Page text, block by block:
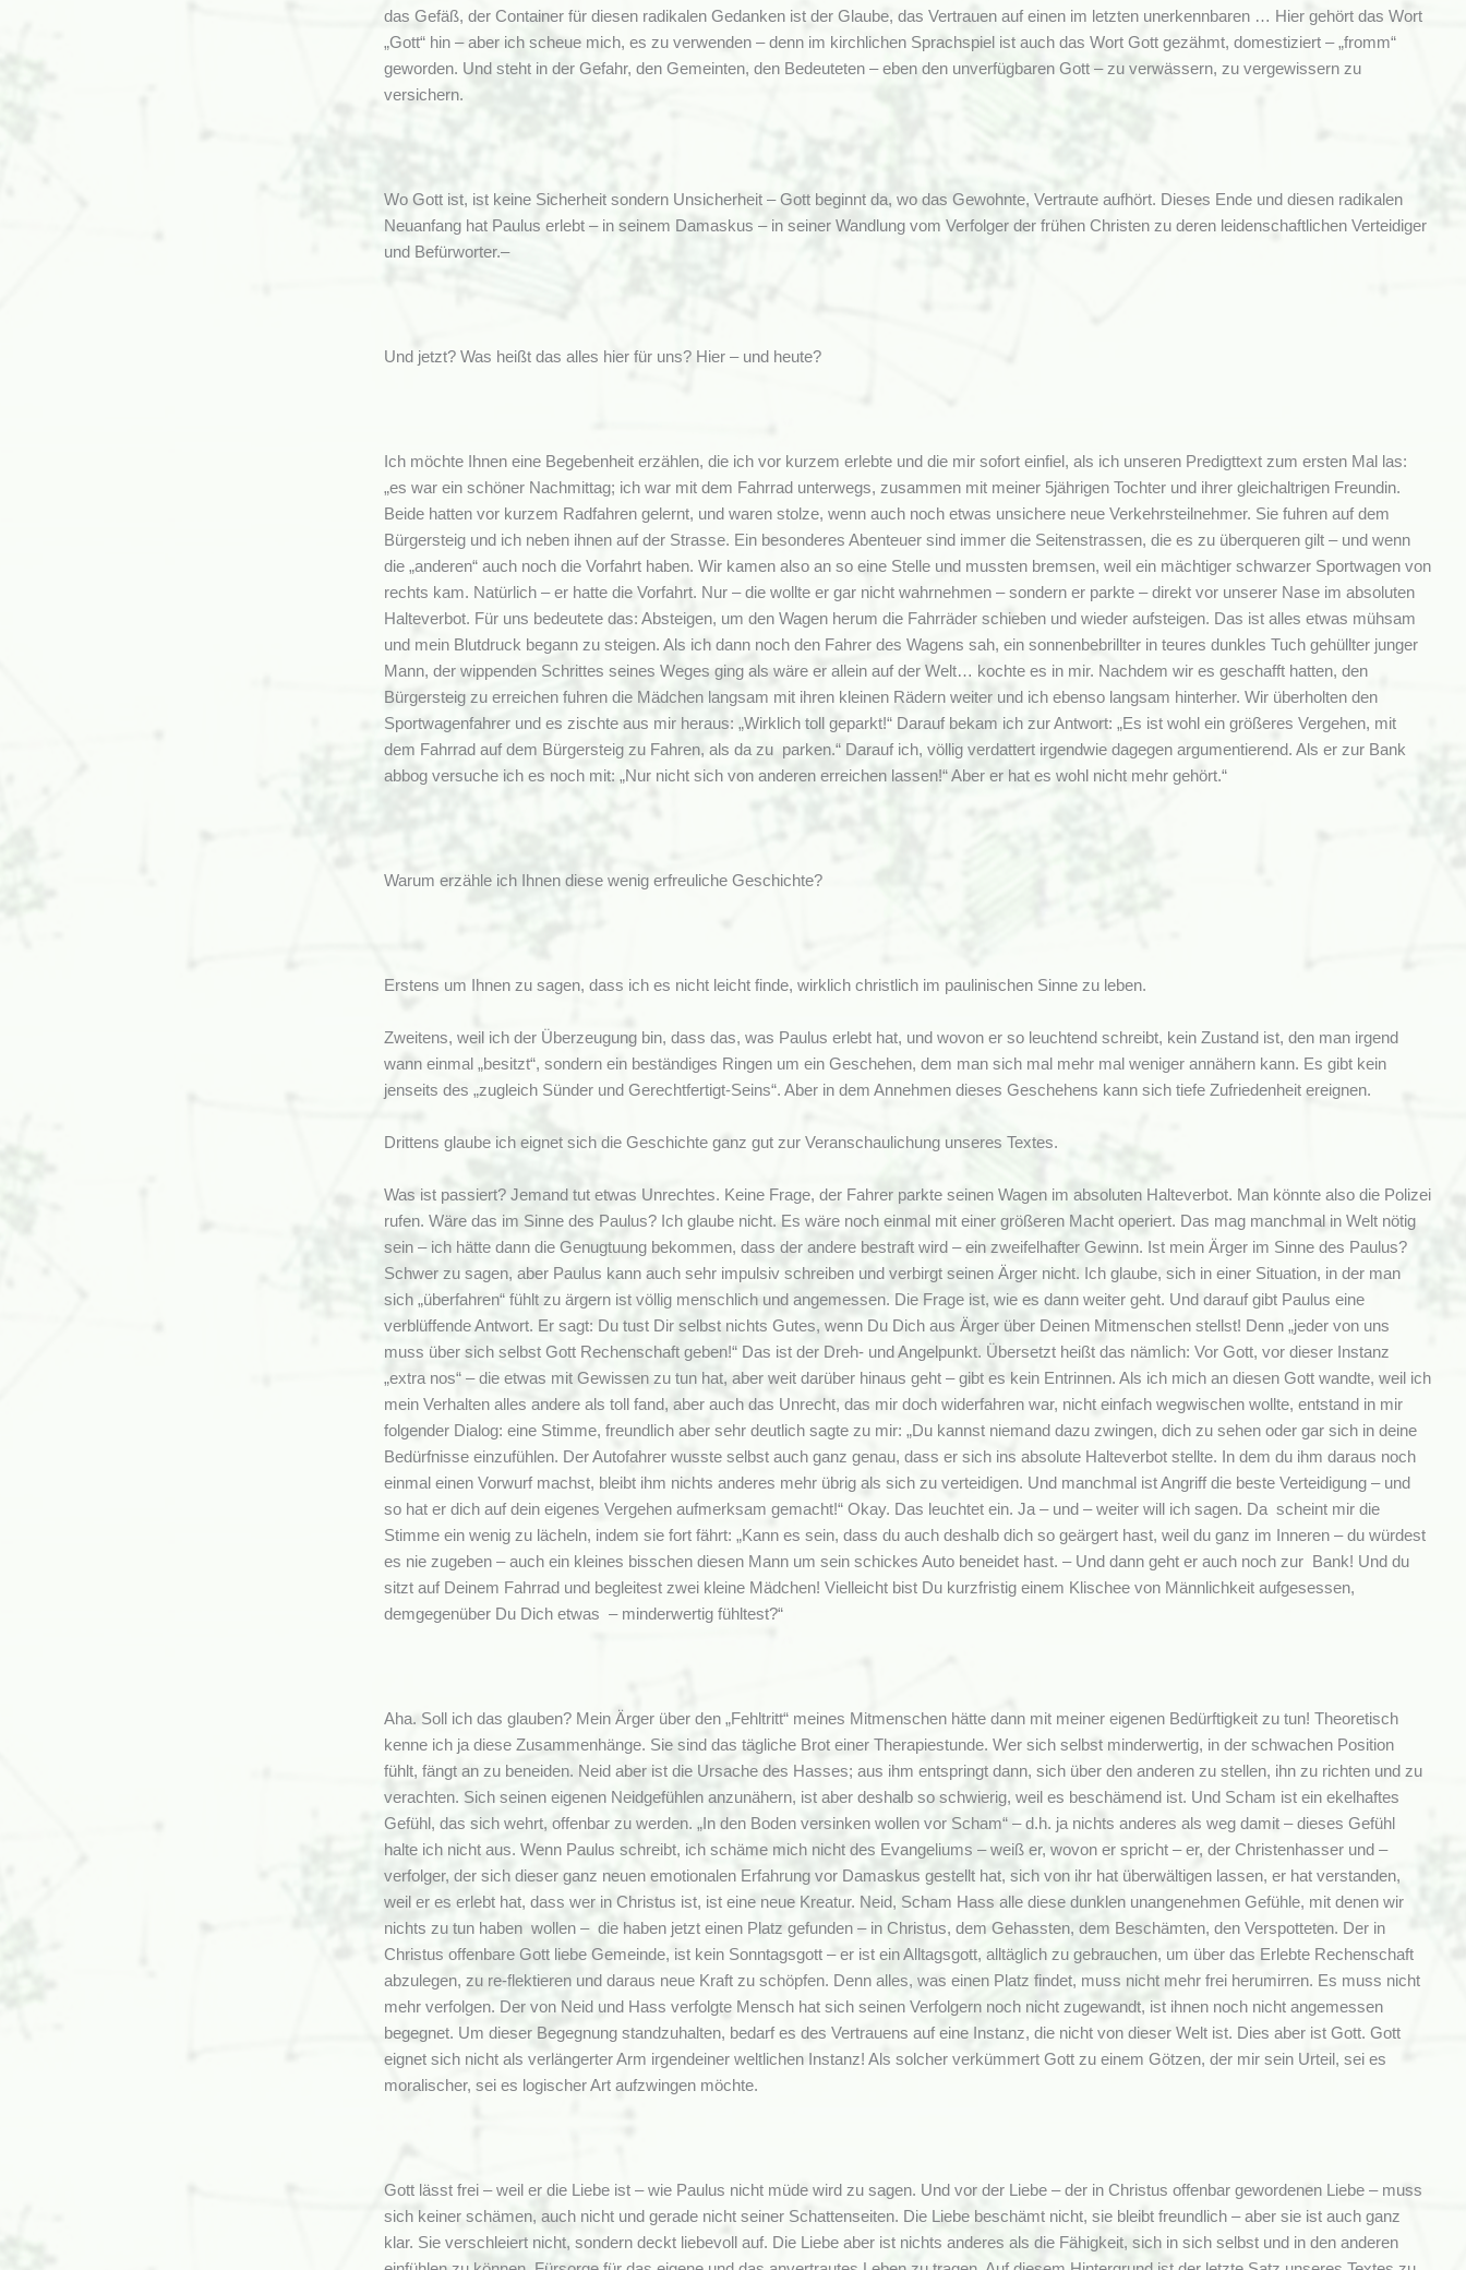
das Gefäß, der Container für diesen radikalen Gedanken ist der Glaube, das Vertrauen auf einen im letzten unerkennbaren … Hier gehört das Wort
„Gott“ hin – aber ich scheue mich, es zu verwenden – denn im kirchlichen Sprachspiel ist auch das Wort Gott gezähmt, domestiziert – „fromm“
geworden. Und steht in der Gefahr, den Gemeinten, den Bedeuteten – eben den unverfügbaren Gott – zu verwässern, zu vergewissern zu
versichern.
Wo Gott ist, ist keine Sicherheit sondern Unsicherheit – Gott beginnt da, wo das Gewohnte, Vertraute aufhört. Dieses Ende und diesen radikalen
Neuanfang hat Paulus erlebt – in seinem Damaskus – in seiner Wandlung vom Verfolger der frühen Christen zu deren leidenschaftlichen Verteidiger
und Befürworter.–
Und jetzt? Was heißt das alles hier für uns? Hier – und heute?
Ich möchte Ihnen eine Begebenheit erzählen, die ich vor kurzem erlebte und die mir sofort einfiel, als ich unseren Predigttext zum ersten Mal las:
„es war ein schöner Nachmittag; ich war mit dem Fahrrad unterwegs, zusammen mit meiner 5jährigen Tochter und ihrer gleichaltrigen Freundin.
Beide hatten vor kurzem Radfahren gelernt, und waren stolze, wenn auch noch etwas unsichere neue Verkehrsteilnehmer. Sie fuhren auf dem
Bürgersteig und ich neben ihnen auf der Strasse. Ein besonderes Abenteuer sind immer die Seitenstrassen, die es zu überqueren gilt – und wenn
die „anderen“ auch noch die Vorfahrt haben. Wir kamen also an so eine Stelle und mussten bremsen, weil ein mächtiger schwarzer Sportwagen von
rechts kam. Natürlich – er hatte die Vorfahrt. Nur – die wollte er gar nicht wahrnehmen – sondern er parkte – direkt vor unserer Nase im absoluten
Halteverbot. Für uns bedeutete das: Absteigen, um den Wagen herum die Fahrräder schieben und wieder aufsteigen. Das ist alles etwas mühsam
und mein Blutdruck begann zu steigen. Als ich dann noch den Fahrer des Wagens sah, ein sonnenbebrillter in teures dunkles Tuch gehüllter junger
Mann, der wippenden Schrittes seines Weges ging als wäre er allein auf der Welt… kochte es in mir. Nachdem wir es geschafft hatten, den
Bürgersteig zu erreichen fuhren die Mädchen langsam mit ihren kleinen Rädern weiter und ich ebenso langsam hinterher. Wir überholten den
Sportwagenfahrer und es zischte aus mir heraus: „Wirklich toll geparkt!“ Darauf bekam ich zur Antwort: „Es ist wohl ein größeres Vergehen, mit
dem Fahrrad auf dem Bürgersteig zu Fahren, als da zu parken.“ Darauf ich, völlig verdattert irgendwie dagegen argumentierend. Als er zur Bank
abbog versuche ich es noch mit: „Nur nicht sich von anderen erreichen lassen!“ Aber er hat es wohl nicht mehr gehört.“
Warum erzähle ich Ihnen diese wenig erfreuliche Geschichte?
Erstens um Ihnen zu sagen, dass ich es nicht leicht finde, wirklich christlich im paulinischen Sinne zu leben.
Zweitens, weil ich der Überzeugung bin, dass das, was Paulus erlebt hat, und wovon er so leuchtend schreibt, kein Zustand ist, den man irgend
wann einmal „besitzt“, sondern ein beständiges Ringen um ein Geschehen, dem man sich mal mehr mal weniger annähern kann. Es gibt kein
jenseits des „zugleich Sünder und Gerechtfertigt-Seins“. Aber in dem Annehmen dieses Geschehens kann sich tiefe Zufriedenheit ereignen.
Drittens glaube ich eignet sich die Geschichte ganz gut zur Veranschaulichung unseres Textes.
Was ist passiert? Jemand tut etwas Unrechtes. Keine Frage, der Fahrer parkte seinen Wagen im absoluten Halteverbot. Man könnte also die Polizei
rufen. Wäre das im Sinne des Paulus? Ich glaube nicht. Es wäre noch einmal mit einer größeren Macht operiert. Das mag manchmal in Welt nötig
sein – ich hätte dann die Genugtuung bekommen, dass der andere bestraft wird – ein zweifelhafter Gewinn. Ist mein Ärger im Sinne des Paulus?
Schwer zu sagen, aber Paulus kann auch sehr impulsiv schreiben und verbirgt seinen Ärger nicht. Ich glaube, sich in einer Situation, in der man
sich „überfahren“ fühlt zu ärgern ist völlig menschlich und angemessen. Die Frage ist, wie es dann weiter geht. Und darauf gibt Paulus eine
verblüffende Antwort. Er sagt: Du tust Dir selbst nichts Gutes, wenn Du Dich aus Ärger über Deinen Mitmenschen stellst! Denn „jeder von uns
muss über sich selbst Gott Rechenschaft geben!“ Das ist der Dreh- und Angelpunkt. Übersetzt heißt das nämlich: Vor Gott, vor dieser Instanz
„extra nos“ – die etwas mit Gewissen zu tun hat, aber weit darüber hinaus geht – gibt es kein Entrinnen. Als ich mich an diesen Gott wandte, weil ich
mein Verhalten alles andere als toll fand, aber auch das Unrecht, das mir doch widerfahren war, nicht einfach wegwischen wollte, entstand in mir
folgender Dialog: eine Stimme, freundlich aber sehr deutlich sagte zu mir: „Du kannst niemand dazu zwingen, dich zu sehen oder gar sich in deine
Bedürfnisse einzufühlen. Der Autofahrer wusste selbst auch ganz genau, dass er sich ins absolute Halteverbot stellte. In dem du ihm daraus noch
einmal einen Vorwurf machst, bleibt ihm nichts anderes mehr übrig als sich zu verteidigen. Und manchmal ist Angriff die beste Verteidigung – und
so hat er dich auf dein eigenes Vergehen aufmerksam gemacht!“ Okay. Das leuchtet ein. Ja – und – weiter will ich sagen. Da scheint mir die
Stimme ein wenig zu lächeln, indem sie fort fährt: „Kann es sein, dass du auch deshalb dich so geärgert hast, weil du ganz im Inneren – du würdest
es nie zugeben – auch ein kleines bisschen diesen Mann um sein schickes Auto beneidet hast. – Und dann geht er auch noch zur Bank! Und du
sitzt auf Deinem Fahrrad und begleitest zwei kleine Mädchen! Vielleicht bist Du kurzfristig einem Klischee von Männlichkeit aufgesessen,
demgegenüber Du Dich etwas – minderwertig fühltest?“
Aha. Soll ich das glauben? Mein Ärger über den „Fehltritt“ meines Mitmenschen hätte dann mit meiner eigenen Bedürftigkeit zu tun! Theoretisch
kenne ich ja diese Zusammenhänge. Sie sind das tägliche Brot einer Therapiestunde. Wer sich selbst minderwertig, in der schwachen Position
fühlt, fängt an zu beneiden. Neid aber ist die Ursache des Hasses; aus ihm entspringt dann, sich über den anderen zu stellen, ihn zu richten und zu
verachten. Sich seinen eigenen Neidgefühlen anzunähern, ist aber deshalb so schwierig, weil es beschämend ist. Und Scham ist ein ekelhaftes
Gefühl, das sich wehrt, offenbar zu werden. „In den Boden versinken wollen vor Scham“ – d.h. ja nichts anderes als weg damit – dieses Gefühl
halte ich nicht aus. Wenn Paulus schreibt, ich schäme mich nicht des Evangeliums – weiß er, wovon er spricht – er, der Christenhasser und –
verfolger, der sich dieser ganz neuen emotionalen Erfahrung vor Damaskus gestellt hat, sich von ihr hat überwältigen lassen, er hat verstanden,
weil er es erlebt hat, dass wer in Christus ist, ist eine neue Kreatur. Neid, Scham Hass alle diese dunklen unangenehmen Gefühle, mit denen wir
nichts zu tun haben wollen – die haben jetzt einen Platz gefunden – in Christus, dem Gehassten, dem Beschämten, den Verspotteten. Der in
Christus offenbare Gott liebe Gemeinde, ist kein Sonntagsgott – er ist ein Alltagsgott, alltäglich zu gebrauchen, um über das Erlebte Rechenschaft
abzulegen, zu re-flektieren und daraus neue Kraft zu schöpfen. Denn alles, was einen Platz findet, muss nicht mehr frei herumirren. Es muss nicht
mehr verfolgen. Der von Neid und Hass verfolgte Mensch hat sich seinen Verfolgern noch nicht zugewandt, ist ihnen noch nicht angemessen
begegnet. Um dieser Begegnung standzuhalten, bedarf es des Vertrauens auf eine Instanz, die nicht von dieser Welt ist. Dies aber ist Gott. Gott
eignet sich nicht als verlängerter Arm irgendeiner weltlichen Instanz! Als solcher verkümmert Gott zu einem Götzen, der mir sein Urteil, sei es
moralischer, sei es logischer Art aufzwingen möchte.
Gott lässt frei – weil er die Liebe ist – wie Paulus nicht müde wird zu sagen. Und vor der Liebe – der in Christus offenbar gewordenen Liebe – muss
sich keiner schämen, auch nicht und gerade nicht seiner Schattenseiten. Die Liebe beschämt nicht, sie bleibt freundlich – aber sie ist auch ganz
klar. Sie verschleiert nicht, sondern deckt liebevoll auf. Die Liebe aber ist nichts anderes als die Fähigkeit, sich in sich selbst und in den anderen